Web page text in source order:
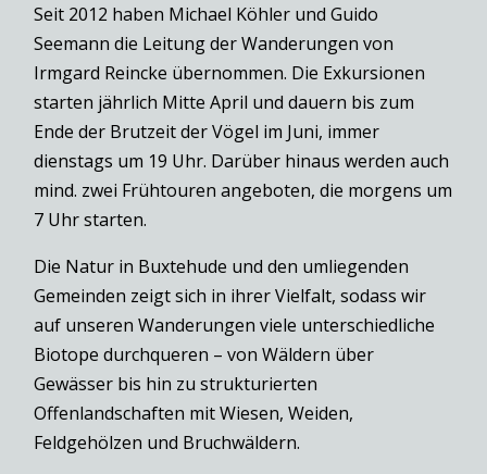
Seit 2012 haben Michael Köhler und Guido
Seemann die Leitung der Wanderungen von
Irmgard Reincke übernommen. Die Exkursionen
starten jährlich Mitte April und dauern bis zum
Ende der Brutzeit der Vögel im Juni, immer
dienstags um 19 Uhr. Darüber hinaus werden auch
mind. zwei Frühtouren angeboten, die morgens um
7 Uhr starten.
Die Natur in Buxtehude und den umliegenden
Gemeinden zeigt sich in ihrer Vielfalt, sodass wir
auf unseren Wanderungen viele unterschiedliche
Biotope durchqueren – von Wäldern über
Gewässer bis hin zu strukturierten
Offenlandschaften mit Wiesen, Weiden,
Feldgehölzen und Bruchwäldern.